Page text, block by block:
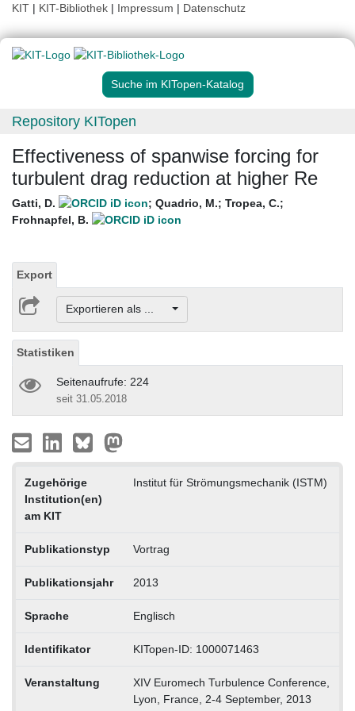
KIT | KIT-Bibliothek | Impressum | Datenschutz
Suche im KITopen-Katalog
Repository KITopen
Effectiveness of spanwise forcing for
turbulent drag reduction at higher Re
Gatti, D. ; Quadrio, M.; Tropea, C.;
Frohnapfel, B.
Export
Exportieren als ...
Statistiken
Seitenaufrufe: 224
seit 31.05.2018
Zugehörige
Institution(en)
am KIT
Institut für Strömungsmechanik (ISTM)
Publikationstyp Vortrag
Publikationsjahr 2013
Sprache Englisch
Identifikator KITopen-ID: 1000071463
Veranstaltung
XIV Euromech Turbulence Conference,
Lyon, France, 2-4 September, 2013